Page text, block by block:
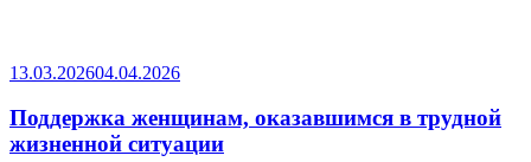
13.03.202604.04.2026
Поддержка женщинам, оказавшимся в трудной
жизненной ситуации